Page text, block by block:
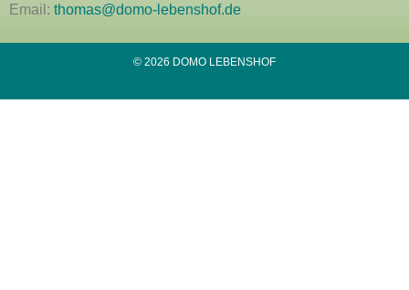
Email: thomas@domo-lebenshof.de
© 2026 DOMO LEBENSHOF